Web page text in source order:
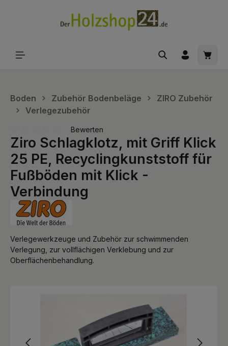
Boden Zubehör Bodenbeläge
ZIRO Zubehör
Verlegezubehör
Durchschnittliche Bewertung von 0 von 5 Sternen
Bewerten
Ziro Schlagklotz, mit Griff Klick
25 PE, Recyclingkunststoff für
Fußböden mit Klick -
Verbindung
Verlegewerkzeuge und Zubehör zur schwimmenden
Verlegung, zur vollflächigen Verklebung und zur
Oberflächenbehandlung.